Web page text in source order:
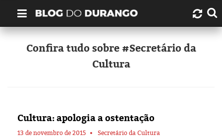
Quem é Durango Duarte?
Links úteis
Artigos
Confira tudo sobre #Secretário da
Cultura
Cultura: apologia a ostentação
13 de novembro de 2015 Secretário da Cultura